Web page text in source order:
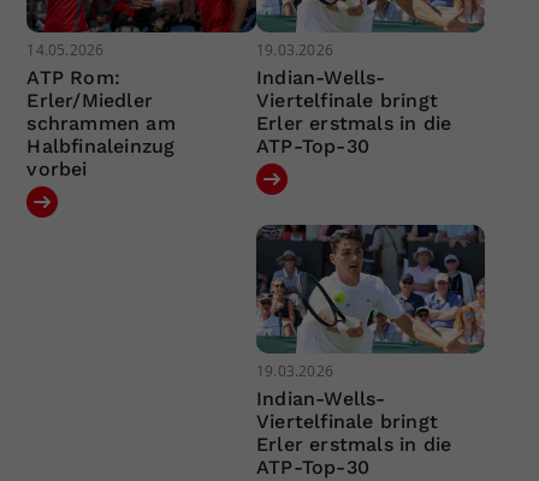
14.05.2026
ATP Rom:
Erler/Miedler
schrammen am
Halbfinaleinzug
vorbei
19.03.2026
Indian-Wells-
Viertelfinale bringt
Erler erstmals in die
ATP-Top-30
19.03.2026
Indian-Wells-
Viertelfinale bringt
Erler erstmals in die
ATP-Top-30